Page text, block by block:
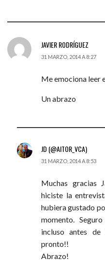
JAVIER RODRÍGUEZ
31 MARZO, 2014 A 8:27
Me emociona leer
Un abrazo
JD (@AITOR_VCA)
31 MARZO, 2014 A 8:53
Muchas gracias
hiciste la
hubiera gustado
momento.
incluso antes de
pronto!!
Abrazo!